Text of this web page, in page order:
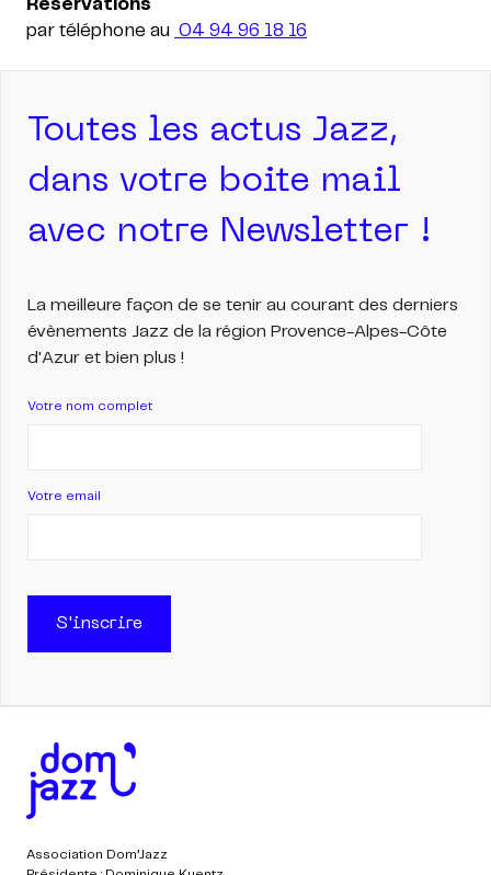
Réservations
par téléphone au 04 94 96 18 16
Toutes les actus Jazz,
dans votre boite mail
avec notre Newsletter !
La meilleure façon de se tenir au courant des derniers
évènements Jazz de la région Provence-Alpes-Côte
d'Azur et bien plus !
Votre nom complet
Votre email
S'inscrire
Association Dom’Jazz